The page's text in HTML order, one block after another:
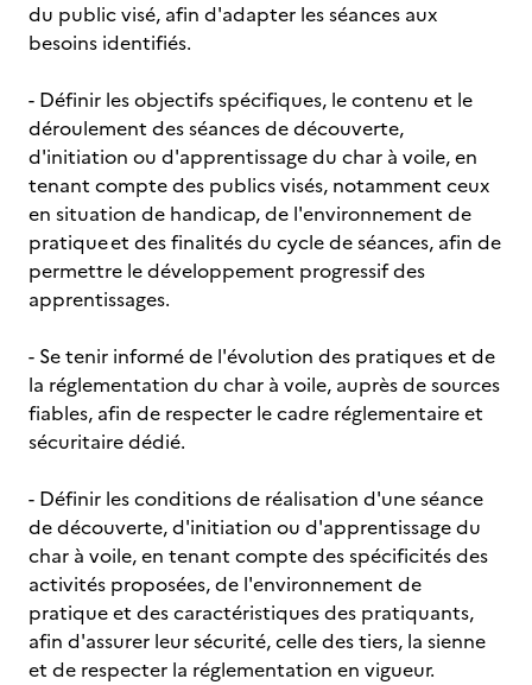
du public visé, afin d'adapter les séances aux
besoins identifiés.
- Définir les objectifs spécifiques, le contenu et le
déroulement des séances de découverte,
d'initiation ou d'apprentissage du char à voile, en
tenant compte des publics visés, notamment ceux
en situation de handicap, de l'environnement de
pratique et des finalités du cycle de séances, afin de
permettre le développement progressif des
apprentissages.
- Se tenir informé de l'évolution des pratiques et de
la réglementation du char à voile, auprès de sources
fiables, afin de respecter le cadre réglementaire et
sécuritaire dédié.
- Définir les conditions de réalisation d'une séance
de découverte, d'initiation ou d'apprentissage du
char à voile, en tenant compte des spécificités des
activités proposées, de l'environnement de
pratique et des caractéristiques des pratiquants,
afin d'assurer leur sécurité, celle des tiers, la sienne
et de respecter la réglementation en vigueur.